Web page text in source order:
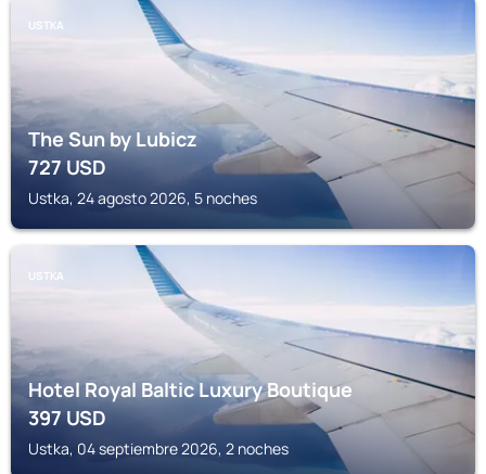
USTKA
The Sun by Lubicz
727USD
Ustka, 24 agosto 2026, 5 noches
USTKA
Hotel Royal Baltic Luxury Boutique
397USD
Ustka, 04 septiembre 2026, 2 noches